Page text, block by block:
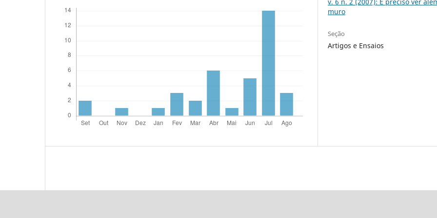
muro
Seção
Artigos e Ensaios